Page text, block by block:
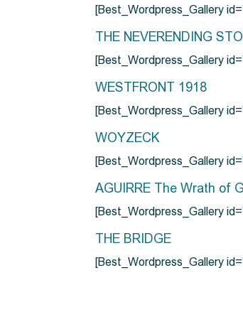
[Best_Wordpress_Gallery
THE NEVERENDING
[Best_Wordpress_Gallery
WESTFRONT 1918
[Best_Wordpress_Gallery
WOYZECK
[Best_Wordpress_Gallery
AGUIRRE The Wrath of
[Best_Wordpress_Gallery
THE BRIDGE
[Best_Wordpress_Gallery